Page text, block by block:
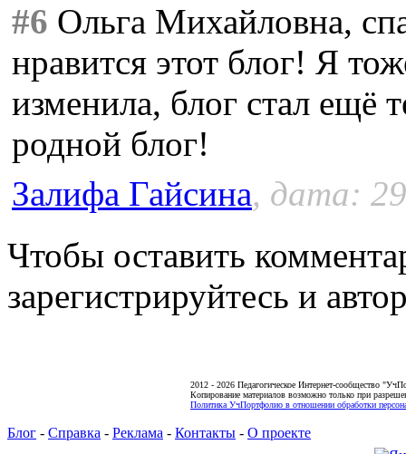
#6 Ольга Михайловна,
нравится этот блог! Я
изменила, блог стал ещё
родной блог!
Залифа Гайсина, дата:
Чтобы оставить
зарегистрируйтесь и
2012 - 2026 Педагогическое Интернет-сообщество
Копирование материалов возможно только при
Политика УчПортфолио в отношении обработки
Блог - Справка - Реклама - Контакты - О проекте